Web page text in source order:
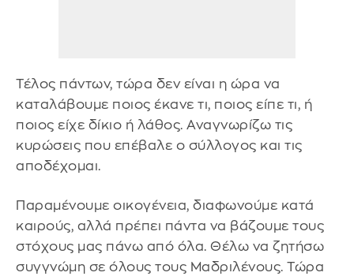
Τέλος πάντων, τώρα δεν είναι η ώρα να
καταλάβουμε ποιος έκανε τι, ποιος είπε τι, ή
ποιος είχε δίκιο ή λάθος. Αναγνωρίζω τις
κυρώσεις που επέβαλε ο σύλλογος και τις
αποδέχομαι.
Παραμένουμε οικογένεια, διαφωνούμε κατά
καιρούς, αλλά πρέπει πάντα να βάζουμε τους
στόχους μας πάνω από όλα. Θέλω να ζητήσω
συγγνώμη σε όλους τους Μαδριλένους. Τώρα